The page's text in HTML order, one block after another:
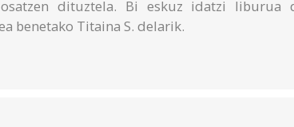
dituztela. Bi eskuz idatzi liburua
benetako Titaina S. delarik.